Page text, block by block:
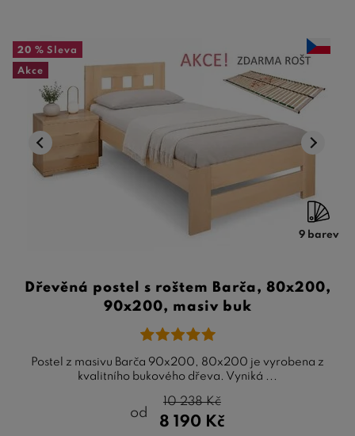
20 % Sleva
Akce
9 barev
Dřevěná postel s roštem Barča, 80x200,
90x200, masiv buk
Postel z masivu Barča 90x200, 80x200 je vyrobena z
kvalitního bukového dřeva. Vyniká ...
od
8 190 Kč
10 238Kč